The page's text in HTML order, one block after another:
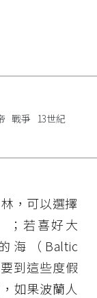
，可以選擇
；若喜好大
海（Baltic
到這些度假
如果波蘭人
戰爭 13世紀